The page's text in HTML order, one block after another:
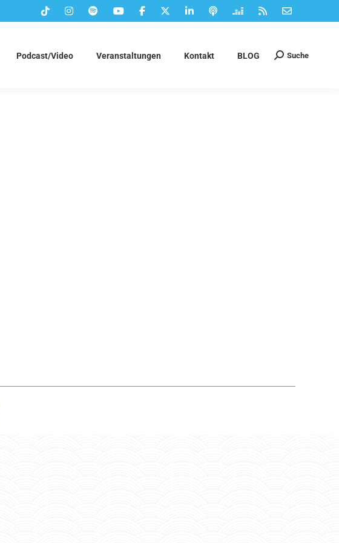
Podcast/Video Veranstaltungen Kontakt BLOG Suchen:
Suche